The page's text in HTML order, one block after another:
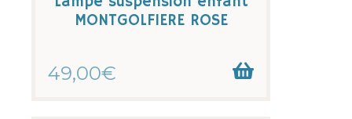
MONTGOLFIERE ROSE
49,00€